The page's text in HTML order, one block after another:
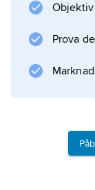
Prova